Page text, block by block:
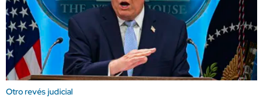
Otro revés judicial